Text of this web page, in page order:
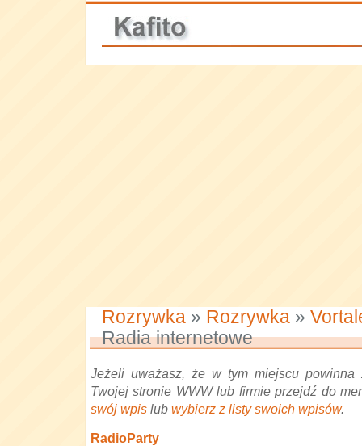
Rozrywka » Rozrywka »
Radia internetowe
Jeżeli uważasz, że w tym miejscu powinna
Twojej stronie WWW lub firmie przejdź do
swój wpis lub wybierz z listy swoich wpisów.
RadioParty